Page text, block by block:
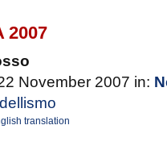
2007
November 2007 in:
translation